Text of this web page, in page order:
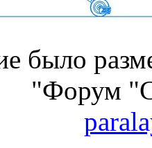
было
"Форум